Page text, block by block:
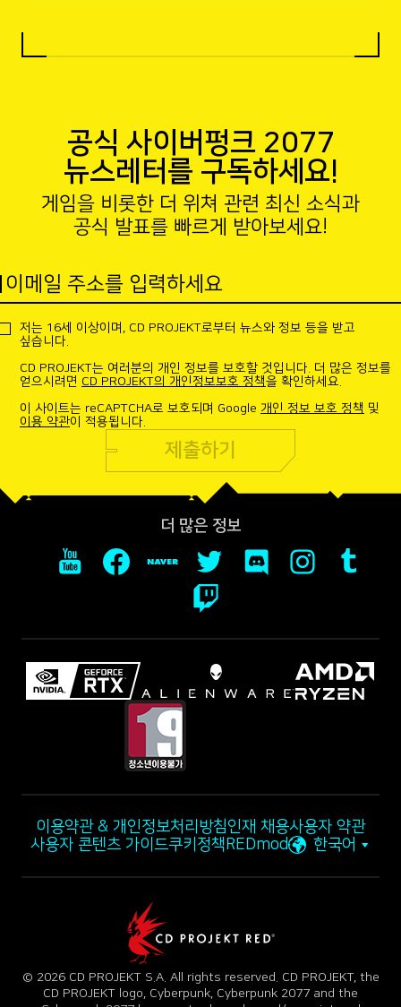
공식 사이버펑크 2077
뉴스레터를 구독하세요!
게임을 비롯한 더 위쳐 관련 최신 소식과
공식 발표를 빠르게 받아보세요!
이메일 주소를 입력하세요
저는 16세 이상이며, CD PROJEKT로부터 뉴스와 정보 등을 받고
싶습니다.
CD PROJEKT는 여러분의 개인 정보를 보호할 것입니다. 더 많은 정보를
얻으시려면 CD PROJEKT의 개인정보보호 정책을 확인하세요.
이 사이트는 reCAPTCHA로 보호되며 Google 개인 정보 보호 정책 및
이용 약관이 적용됩니다.
제출하기
더 많은 정보
이용약관 & 개인정보처리방침인재 채용사용자 약관
사용자 콘텐츠 가이드쿠키정책 REDmod 한국어
© 2026 CD PROJEKT S.A. All rights reserved. CD PROJEKT, the
CD PROJEKT logo, Cyberpunk, Cyberpunk 2077 and the